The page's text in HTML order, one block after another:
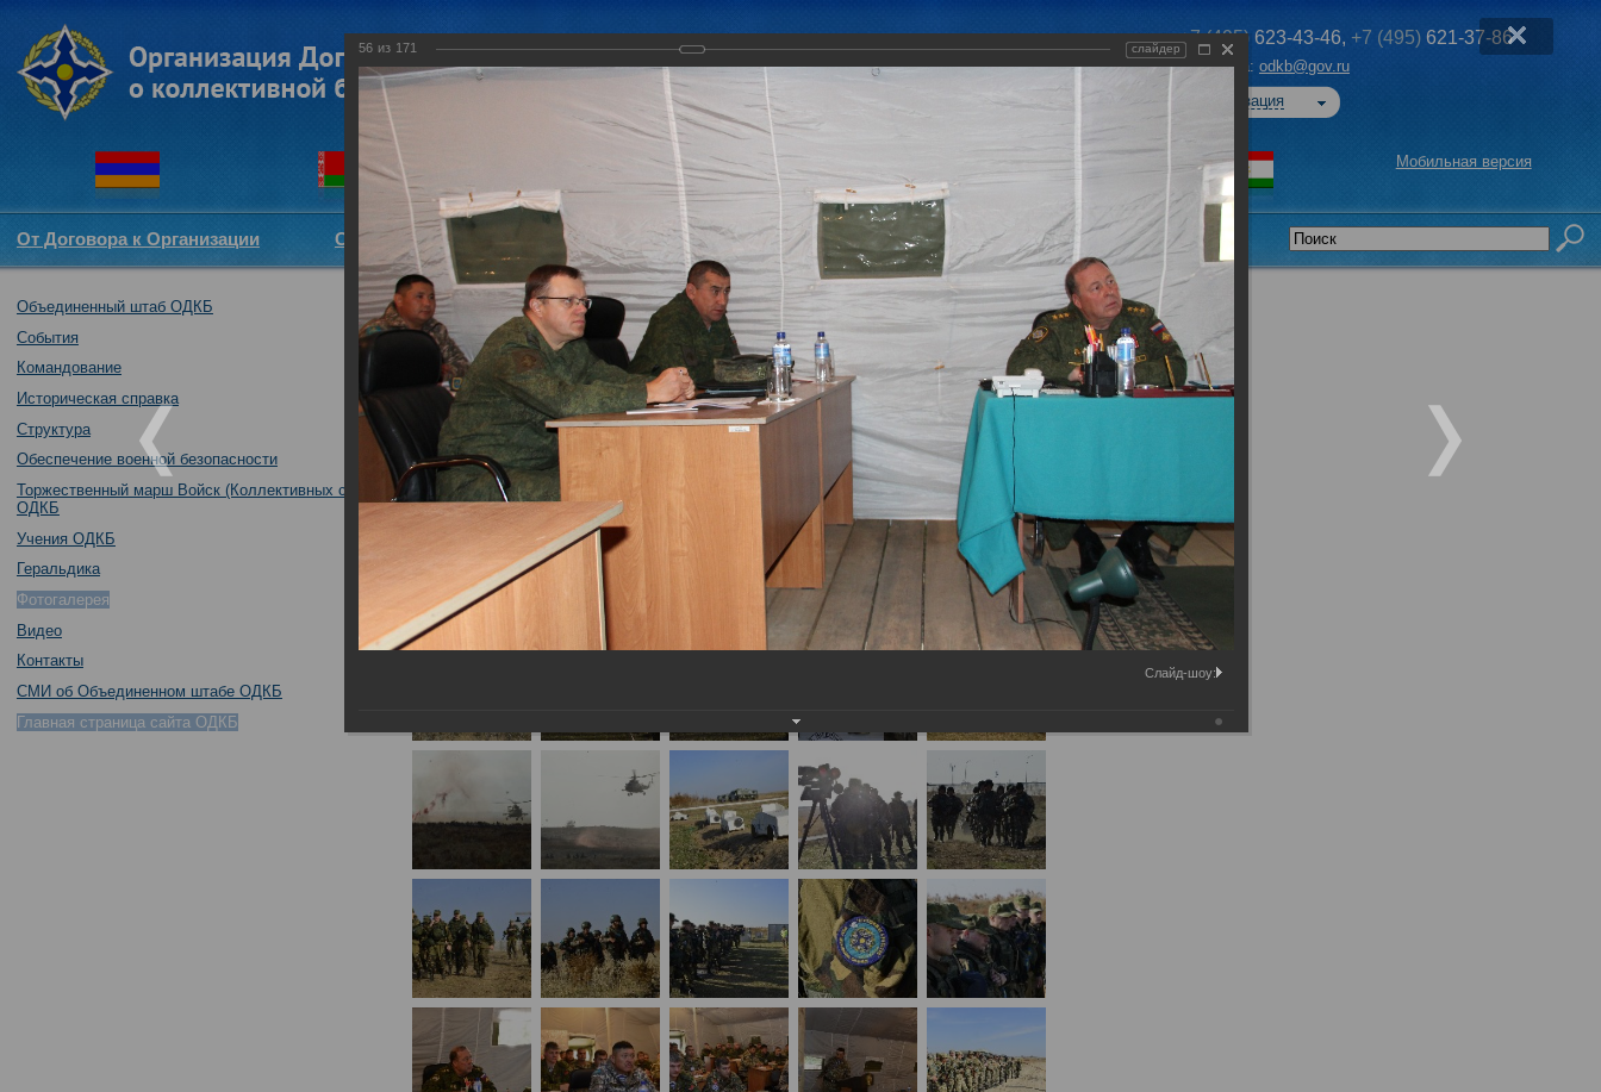
+7 (495) 623-43-46, +7 (495) 621-37-86
Эл. почта: odkb@gov.ru
Авторизация
Мобильная версия
От Договора к Организации Структура ОДКБ Новости Документы Аналитика Приоритеты председательства
Объединенный штаб ОДКБ
События
Командование
Историческая справка
Структура
Обеспечение военной безопасности
Торжественный марш Войск (Коллективных сил)
ОДКБ
Учения ОДКБ
Геральдика
Фотогалерея
Видео
Контакты
СМИ об Объединенном штабе ОДКБ
Главная страница сайта ОДКБ
Совместное учение "Нерушимое братство-2017" набирает обороты
17.10.2017
56 из 171 слайдер
Слайд-шоу: